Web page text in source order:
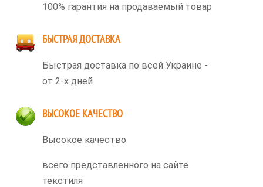
100% гарантия на продаваемый товар
БЫСТРАЯ ДОСТАВКА
Быстрая доставка по всей Украине -
от 2-х дней
ВЫСОКОЕ КАЧЕСТВО
Высокое качество
всего представленного на сайте
текстиля